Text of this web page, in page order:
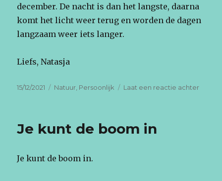
december. De nacht is dan het langste, daarna
komt het licht weer terug en worden de dagen
langzaam weer iets langer.
Liefs, Natasja
Geplaatst
15/12/2021 Categorieën
Natuur Persoonlijk Laat een reactie achterop
Je kunt de boom in
Je kunt de boom in.